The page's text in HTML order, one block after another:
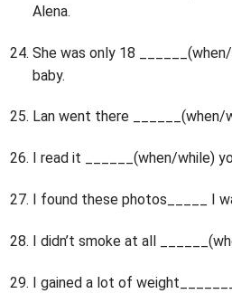
Alena.
She was only 18
baby.
Lan went there ______(when/
I read it ______(when/while)
I found these photos_____ I
I didn’t smoke at all
I gained a lot of